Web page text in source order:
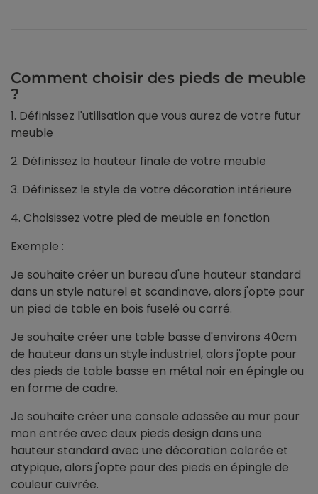
Comment choisir des pieds de meuble
?
1. Définissez l'utilisation que vous aurez de votre futur
meuble
2. Définissez la hauteur finale de votre meuble
3. Définissez le style de votre décoration intérieure
4. Choisissez votre pied de meuble en fonction
Exemple :
Je souhaite créer un bureau d'une hauteur standard
dans un style naturel et scandinave, alors j'opte pour
un pied de table en bois fuselé ou carré.
Je souhaite créer une table basse d'environs 40cm
de hauteur dans un style industriel, alors j'opte pour
des pieds de table basse en métal noir en épingle ou
en forme de cadre.
Je souhaite créer une console adossée au mur pour
mon entrée avec deux pieds design dans une
hauteur standard avec une décoration colorée et
atypique, alors j'opte pour des pieds en épingle de
couleur cuivrée.